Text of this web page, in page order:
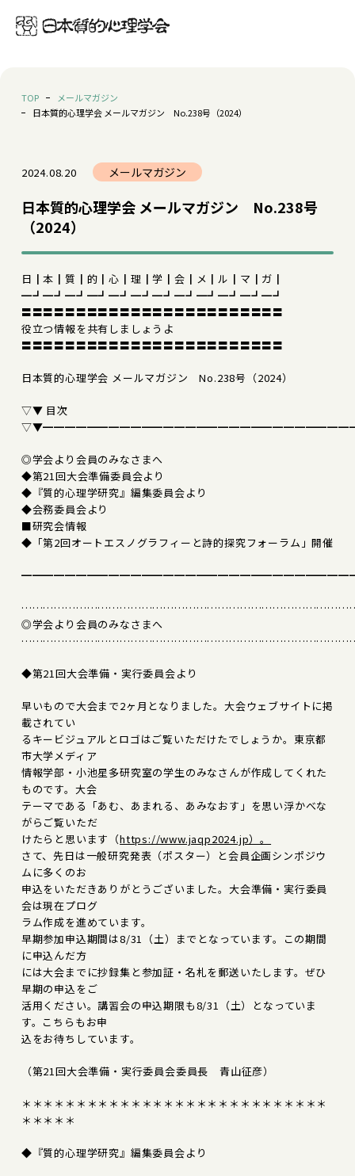
TOP
メールマガジン
日本質的心理学会 メールマガジン No.238号（2024）
2024.08.20 メールマガジン
日本質的心理学会 メールマガジン No.238号
（2024）
日┃本┃質┃的┃心┃理┃学┃会┃メ┃ル┃マ┃ガ┃
━┛━┛━┛━┛━┛━┛━┛━┛━┛━┛━┛━┛
〓〓〓〓〓〓〓〓〓〓〓〓〓〓〓〓〓〓〓〓〓〓〓〓
役立つ情報を共有しましょうよ
〓〓〓〓〓〓〓〓〓〓〓〓〓〓〓〓〓〓〓〓〓〓〓〓
日本質的心理学会 メールマガジン No.238号（2024）
▽▼ 目次
◎学会より会員のみなさまへ
◆第21回大会準備委員会より
◆『質的心理学研究』編集委員会より
◆会務委員会より
■研究会情報
◆「第2回オートエスノグラフィーと詩的探究フォーラム」開催
◎学会より会員のみなさまへ
◆第21回大会準備・実行委員会より
早いもので大会まで2ヶ月となりました。大会ウェブサイトに掲
載されてい
るキービジュアルとロゴはご覧いただけたでしょうか。東京都
市大学メディア
情報学部・小池星多研究室の学生のみなさんが作成してくれた
ものです。大会
テーマである「あむ、あまれる、あみなおす」を思い浮かべな
がらご覧いただ
けたらと思います（https://www.jaqp2024.jp）。
さて、先日は一般研究発表（ポスター）と会員企画シンポジウ
ムに多くのお
申込をいただきありがとうございました。大会準備・実行委員
会は現在プログ
ラム作成を進めています。
早期参加申込期間は8/31（土）までとなっています。この期間
に申込んだ方
には大会までに抄録集と参加証・名札を郵送いたします。ぜひ
早期の申込をご
活用ください。講習会の申込期限も8/31（土）となっていま
す。こちらもお申
込をお待ちしています。
（第21回大会準備・実行委員会委員長 青山征彦）
＊＊＊＊＊＊＊＊＊＊＊＊＊＊＊＊＊＊＊＊＊＊＊＊＊＊＊＊
＊＊＊＊＊
◆『質的心理学研究』編集委員会より